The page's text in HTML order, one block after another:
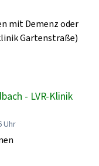
mit Demenz oder
Gartenstraße)
- LVR-Klinik
Uhr